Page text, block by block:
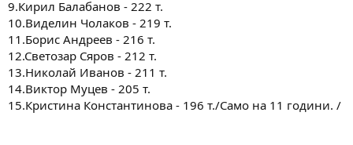
9.Кирил Балабанов - 222 т.
10.Виделин Чолаков - 219 т.
11.Борис Андреев - 216 т.
12.Светозар Сяров - 212 т.
13.Николай Иванов - 211 т.
14.Виктор Муцев - 205 т.
15.Кристина Константинова - 196 т./Само на 11 години. /